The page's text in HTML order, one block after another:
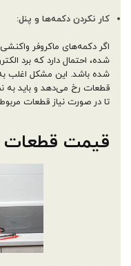
کار نکردن دکمه‌ها و پنل:
اگر دکمه‌های ماکروفر
شده، احتمال دارد که برد
شده باشد. این مشکل اغلب به
قطعات رخ می‌دهد و باید به
تا در صورت نیاز قطعات
قیمت قطعات